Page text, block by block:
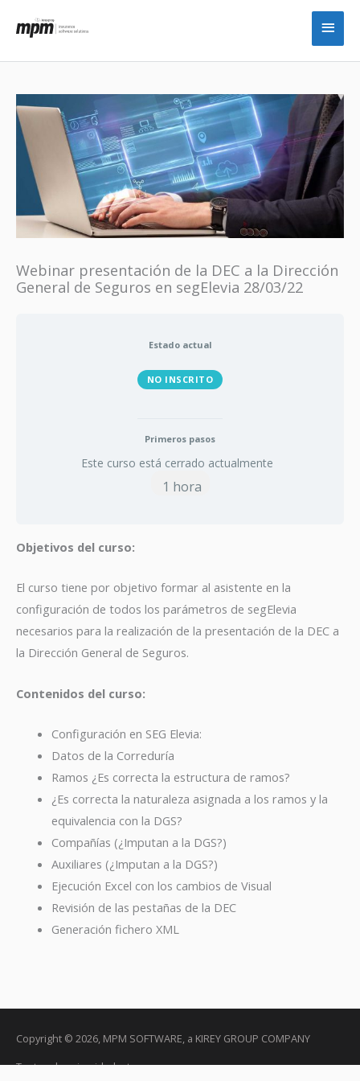
Webinar presentación de la DEC a la Dirección
General de Seguros en segElevia 28/03/22
Estado actual
NO INSCRITO
Primeros pasos
Este curso está cerrado actualmente
1 hora
Objetivos del curso:
El curso tiene por objetivo formar al asistente en la
configuración de todos los parámetros de segElevia
necesarios para la realización de la presentación de la DEC a
la Dirección General de Seguros.
Contenidos del curso:
Configuración en SEG Elevia:
Datos de la Correduría
Ramos ¿Es correcta la estructura de ramos?
¿Es correcta la naturaleza asignada a los ramos y la
equivalencia con la DGS?
Compañías (¿Imputan a la DGS?)
Auxiliares (¿Imputan a la DGS?)
Ejecución Excel con los cambios de Visual
Revisión de las pestañas de la DEC
Generación fichero XML
Copyright © 2026, MPM SOFTWARE, a KIREY GROUP COMPANY
Textos de privacidad, etc...